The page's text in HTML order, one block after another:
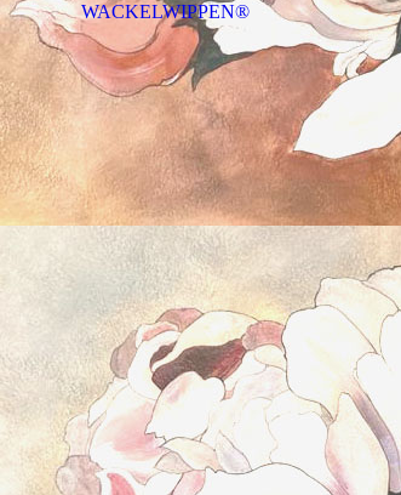
WACKELWIPPEN®